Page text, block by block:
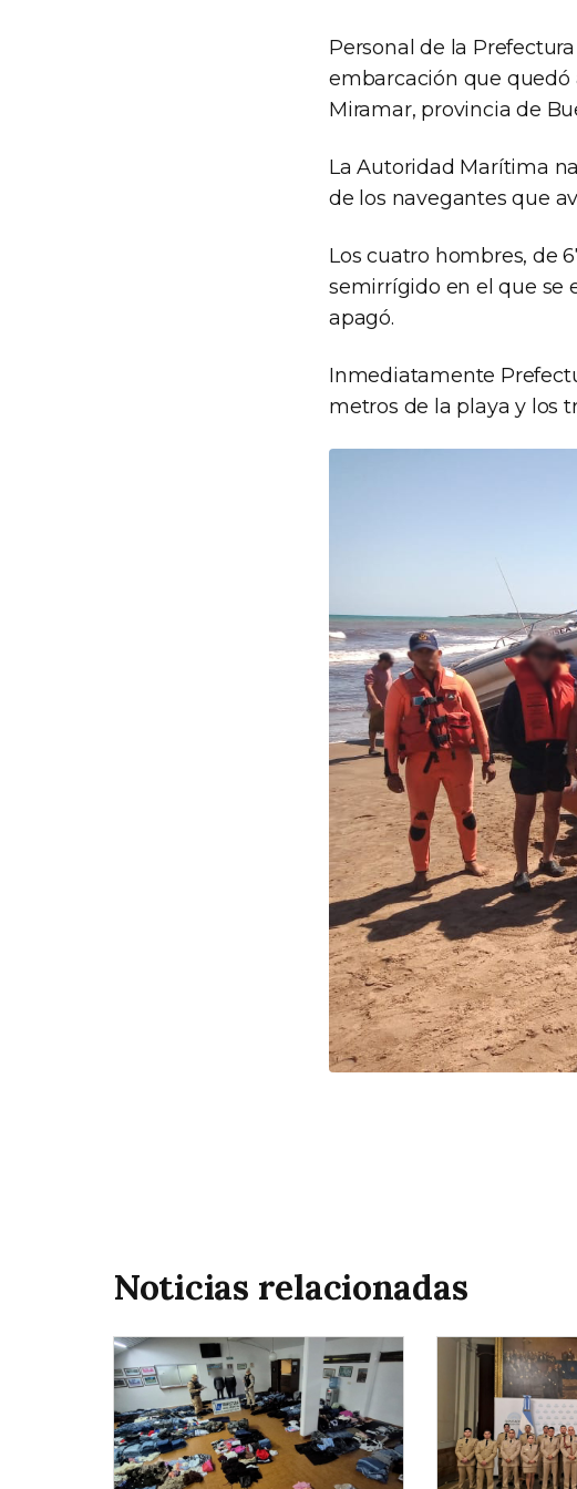
Personal de la
embarcación que quedó
Miramar, provincia de
La Autoridad Marítima
de los navegantes que
Los cuatro hombres, de
semirrígido en el que se
apagó.
Inmediatamente
metros de la playa y los
Noticias relacionadas